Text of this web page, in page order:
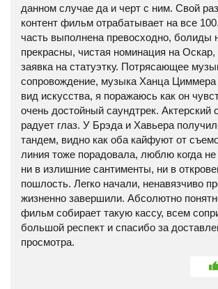
данном случае да и черт с ним. Свой
контент фильм отрабатывает на все
часть выполнена превосходно, болиды
прекрасны, чистая номинация на Оскар,
заявка на статуэтку. Потрясающее
сопровождение, музыка Ханца Циммера
вид искусства, я поражаюсь как он
очень достойный саундтрек. Актерский
радует глаз. У Брэда и Хавьера
тандем, видно как оба кайфуют от
линия тоже порадовала, люблю когда
ни в излишние сантименты, ни в
пошлость. Легко начали, ненавязчиво
жизненно завершили. Абсолютно
фильм собирает такую кассу, всем
большой респект и спасибо за
просмотра.